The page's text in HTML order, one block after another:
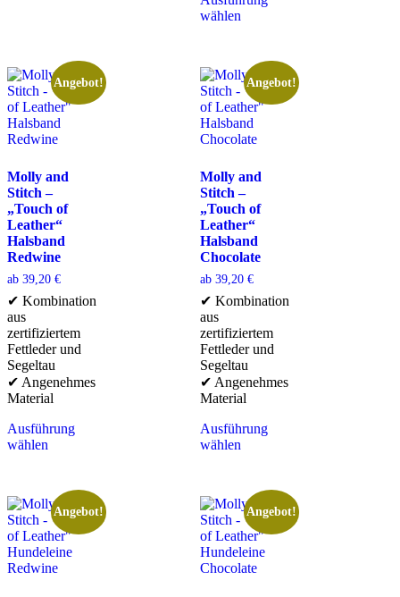
wählen
Angebot!
Molly and
Stitch –
„Touch of
Leather“
Halsband
Redwine
ab 39,20 €
✔ Kombination
aus
zertifiziertem
Fettleder und
Segeltau
✔ Angenehmes
Material
Ausführung
wählen
Angebot!
Molly and
Stitch –
„Touch of
Leather“
Halsband
Chocolate
ab 39,20 €
✔ Kombination
aus
zertifiziertem
Fettleder und
Segeltau
✔ Angenehmes
Material
Ausführung
wählen
Angebot! Angebot!